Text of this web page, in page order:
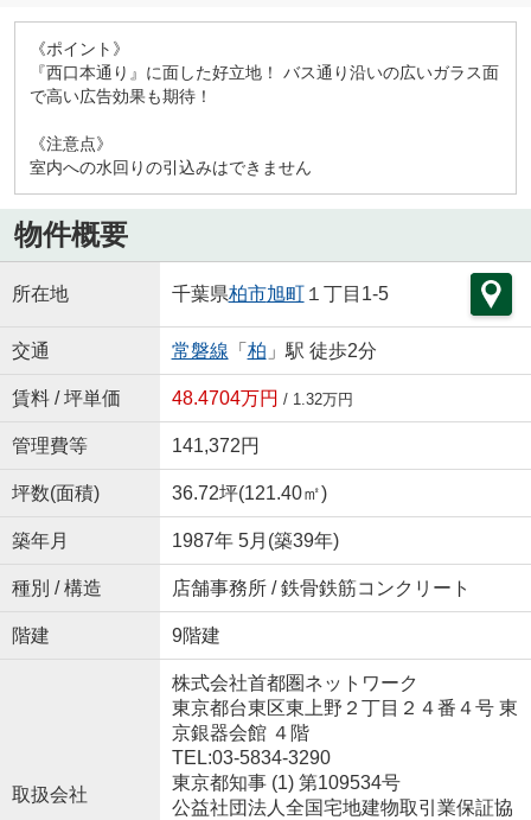
《ポイント》
『西口本通り』に面した好立地！ バス通り沿いの広いガラス面
で高い広告効果も期待！
《注意点》
室内への水回りの引込みはできません
物件概要
所在地 千葉県柏市旭町１丁目1-5
交通 常磐線 「 柏 」駅 徒歩2分
賃料 / 坪単価 48.4704万円 / 1.32万円
管理費等 141,372円
坪数(面積) 36.72坪(121.40㎡)
築年月 1987年 5月(築39年)
種別 / 構造 店舗事務所 / 鉄骨鉄筋コンクリート
階建 9階建
取扱会社
株式会社首都圏ネットワーク
東京都台東区東上野２丁目２４番４号 東
京銀器会館 ４階
TEL:03-5834-3290
東京都知事 (1) 第109534号
公益社団法人全国宅地建物取引業保証協